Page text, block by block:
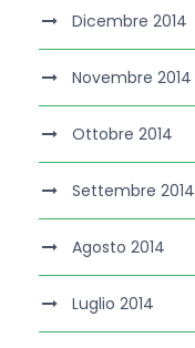
Dicembre 2014
Novembre 2014
Ottobre 2014
Settembre 2014
Agosto 2014
Luglio 2014